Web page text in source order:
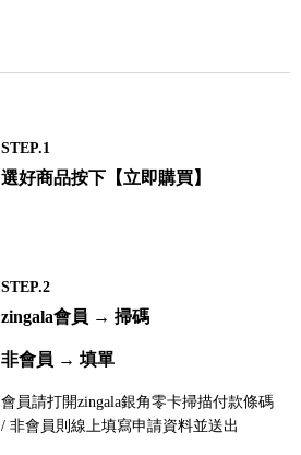
STEP.1
選好商品按下【立即購買】
STEP.2
zingala會員 → 掃碼
非會員 → 填單
會員請打開zingala銀角零卡掃描付款條碼
/ 非會員則線上填寫申請資料並送出